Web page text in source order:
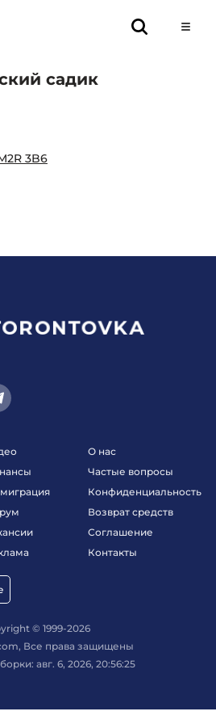
садик
3B6
О нас
Частые вопросы
Конфиденциальность
Возврат средств
Соглашение
Контакты
© 1999-2026
Все права защищены
авг. 6, 2026, 20:56:25